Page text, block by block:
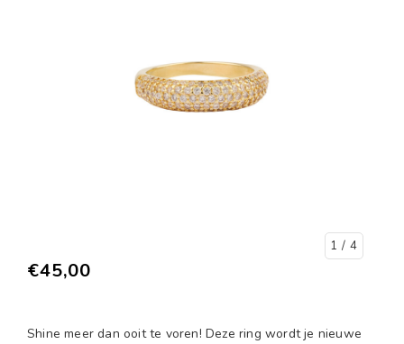
1 / 4
€45,00
Shine meer dan ooit te voren! Deze ring wordt je nieuwe